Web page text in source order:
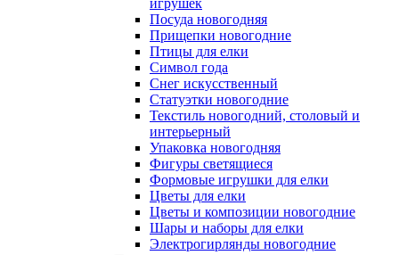
игрушек
Посуда новогодняя
Прищепки новогодние
Птицы для елки
Символ года
Снег искусственный
Статуэтки новогодние
Текстиль новогодний, столовый и
интерьерный
Упаковка новогодняя
Фигуры светящиеся
Формовые игрушки для елки
Цветы для елки
Цветы и композиции новогодние
Шары и наборы для елки
Электрогирлянды новогодние